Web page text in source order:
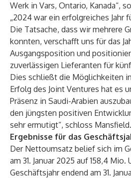
Werk in Vars, Ontario, Kanada“,
„2024 war ein erfolgreiches Jahr
Die Tatsache, dass wir mehrere
konnten, verschafft uns für das
Ausgangsposition und
zuverlässigen Lieferanten für
Dies schließt die Möglichkeiten
Erfolg des Joint Ventures hat es
Präsenz in Saudi-Arabien
den jüngsten positiven
sehr ermutigt“, schloss Mansfield.
Ergebnisse für das
Der Nettoumsatz belief sich im
am 31. Januar 2025 auf 158,4 Mio.
Geschäftsjahr endend am 31.